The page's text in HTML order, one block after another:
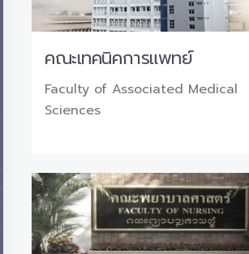
คณะเทคนิคการแพทย์
Faculty of Associated Medical
Sciences